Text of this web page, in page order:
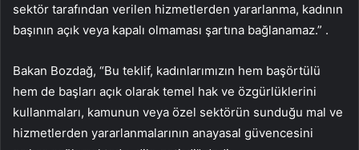
sektör tarafından verilen hizmetlerden yararlanma, kadının
başının açık veya kapalı olmaması şartına bağlanamaz.” .
Bakan Bozdağ, “Bu teklif, kadınlarımızın hem başörtülü
hem de başları açık olarak temel hak ve özgürlüklerini
kullanmaları, kamunun veya özel sektörün sunduğu mal ve
hizmetlerden yararlanmalarının anayasal güvencesini